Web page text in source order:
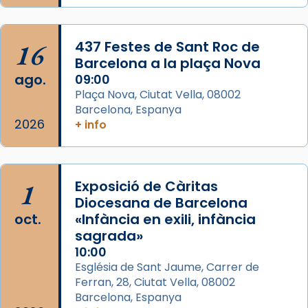
16
ago.
2026
437 Festes de Sant Roc de
Barcelona a la plaça Nova
09:00
Plaça Nova, Ciutat Vella, 08002
Barcelona, Espanya
+ info
1
oct.
Exposició de Càritas
Diocesana de Barcelona
«Infància en exili, infància
sagrada»
10:00
Església de Sant Jaume, Carrer de
Ferran, 28, Ciutat Vella, 08002
Barcelona, Espanya